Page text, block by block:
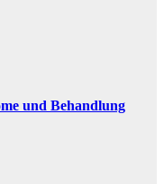
und Behandlung